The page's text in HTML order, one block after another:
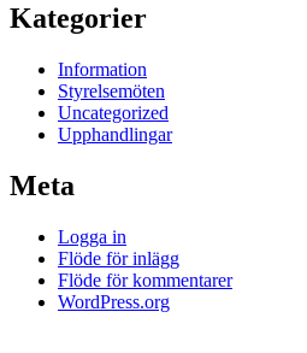
Kategorier
Information
Styrelsemöten
Uncategorized
Upphandlingar
Meta
Logga in
Flöde för inlägg
Flöde för kommentarer
WordPress.org